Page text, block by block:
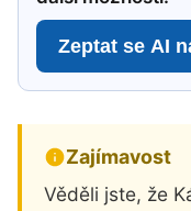
Zeptat se AI
Zajímavost
Věděli jste, že